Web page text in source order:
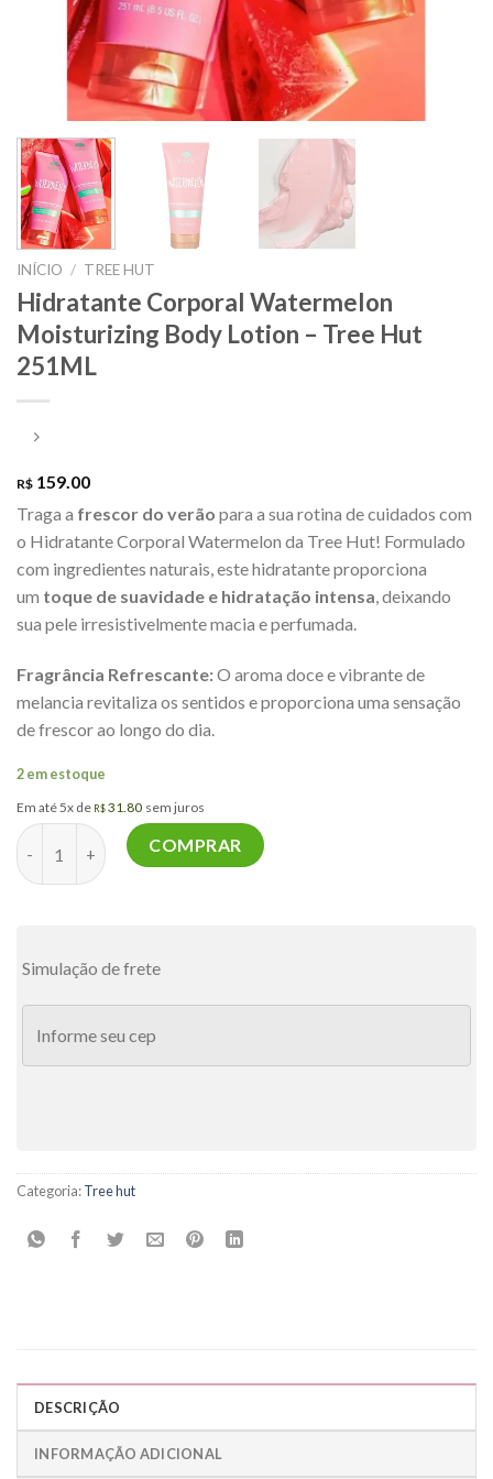
INÍCIO / TREE HUT
Hidratante Corporal Watermelon
Moisturizing Body Lotion – Tree Hut
251ML
R$ 159.00
Traga a frescor do verão para a sua rotina de cuidados com
o Hidratante Corporal Watermelon da Tree Hut! Formulado
com ingredientes naturais, este hidratante proporciona
um toque de suavidade e hidratação intensa , deixando
sua pele irresistivelmente macia e perfumada.
Fragrância Refrescante:O aroma doce e vibrante de
melancia revitaliza os sentidos e proporciona uma sensação
de frescor ao longo do dia.
2 em estoque
Em até 5x de R$31.80 sem juros
Hidratante Corporal Watermelon Moisturizing Body Lotion -
COMPRAR
Simulação de frete
Categoria:Tree hut
DESCRIÇÃO
INFORMAÇÃO ADICIONAL